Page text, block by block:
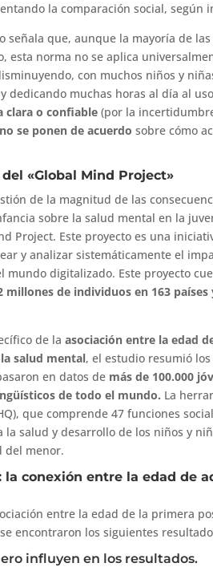
la comparación social, según
señala que, aunque la mayoría de
esta norma no se aplica
con muchos niños y
dedicando muchas horas al día al
clara o confiable (por la
se ponen de acuerdo sobre cómo
«Global Mind Project»
de la magnitud de las
sobre la salud mental en la
Project. Este proyecto es una
y analizar sistemáticamente el
mundo digitalizado. Este proyecto
millones de individuos en 163 países
de laasociación entre la edad
salud mental, el estudio resumió
en datos de más de 100.000
de todo el mundo. La
que comprende 47 funciones
la salud y desarrollo de los niños y
del menor.
la conexión entre la edad de
entre la edad de la primera
encontraron los siguientes
influyen en los resultados.